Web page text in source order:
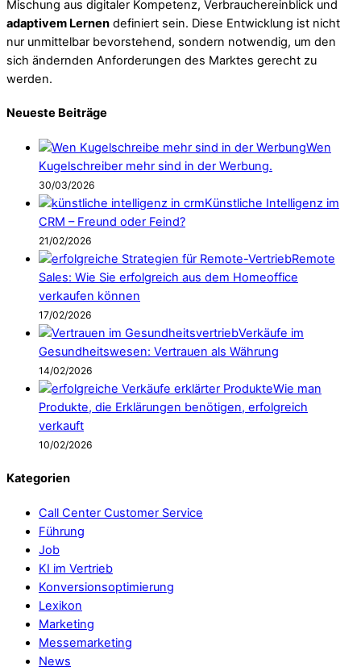
Mischung aus digitaler Kompetenz, Verbrauchereinblick und
adaptivem Lernen definiert sein. Diese Entwicklung ist nicht
nur unmittelbar bevorstehend, sondern notwendig, um den
sich ändernden Anforderungen des Marktes gerecht zu
werden.
Neueste Beiträge
Wen
Kugelschreiber mehr sind in der Werbung.
30/03/2026
Künstliche Intelligenz im
CRM – Freund oder Feind?
21/02/2026
Remote
Sales: Wie Sie erfolgreich aus dem Homeoffice
verkaufen können
17/02/2026
Verkäufe im
Gesundheitswesen: Vertrauen als Währung
14/02/2026
Wie man
Produkte, die Erklärungen benötigen, erfolgreich
verkauft
10/02/2026
Kategorien
Call Center Customer Service
Führung
Job
KI im Vertrieb
Konversionsoptimierung
Lexikon
Marketing
Messemarketing
News